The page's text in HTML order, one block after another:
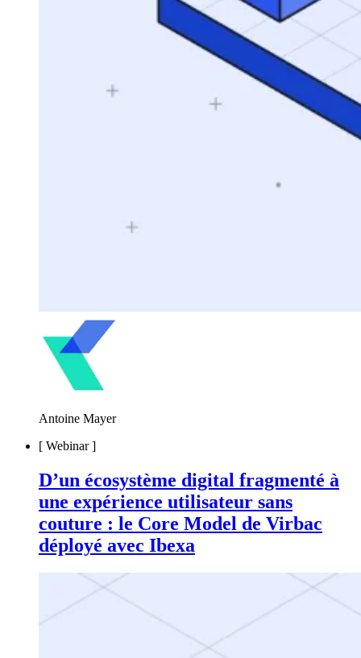
Antoine Mayer
[ Webinar]
D’un écosystème digital fragmenté à
une expérience utilisateur sans
couture : le Core Model de Virbac
déployé avec Ibexa